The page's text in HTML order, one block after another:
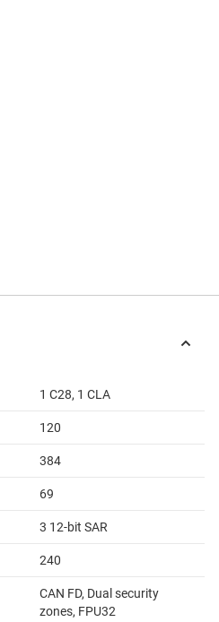
1 C28, 1 CLA
120
384
69
3 12-bit SAR
240
CAN FD, Dual security
zones, FPU32